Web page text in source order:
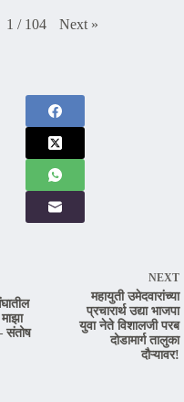
1 / 104 Next »
संतोष
NEXT
महायुती उमेदवारांच्या
प्रचारार्थ उद्या भाजपा
युवा नेते विशालजी परब
दोडामार्ग तालुका
दौऱ्यावर!